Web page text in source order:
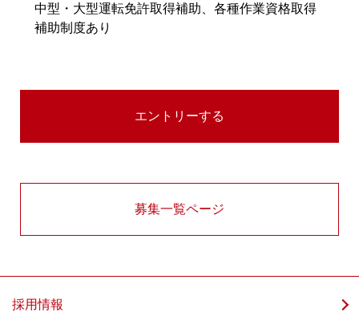
中型・大型運転免許取得補助、各種作業資格取得
補助制度あり
募集一覧ページ
採用情報